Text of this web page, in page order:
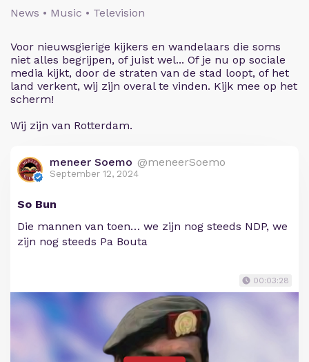
News • Music • Television
Voor nieuwsgierige kijkers en wandelaars die soms
niet alles begrijpen, of juist wel... Of je nu op sociale
media kijkt, door de straten van de stad loopt, of het
land verkent, wij zijn overal te vinden. Kijk mee op het
scherm!
Wij zijn van Rotterdam.
meneer Soemo @meneerSoemo
September 12, 2024
So Bun
Die mannen van toen… we zijn nog steeds NDP, we
zijn nog steeds Pa Bouta
00:03:28